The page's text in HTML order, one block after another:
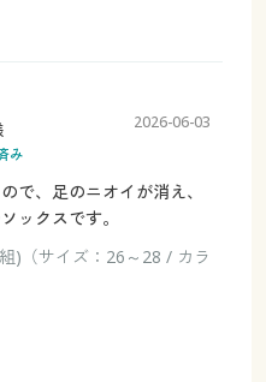
み
2026-06-03
で、足のニオイが消え、
ックスです。
)（サイズ：26～28 / カラ